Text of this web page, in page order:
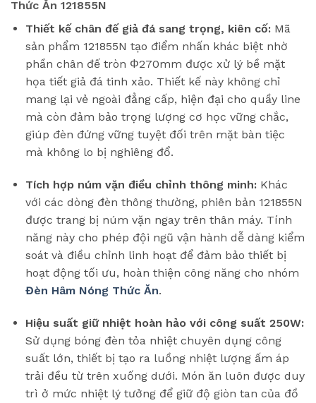
Thức Ăn 121855N
Thiết kế chân đế giả đá sang trọng, kiên cố:Mã
sản phẩm 121855N tạo điểm nhấn khác biệt nhờ
phần chân đế tròn Φ270mm được xử lý bề mặt
họa tiết giả đá tinh xảo. Thiết kế này không chỉ
mang lại vẻ ngoài đẳng cấp, hiện đại cho quầy line
mà còn đảm bảo trọng lượng cơ học vững chắc,
giúp đèn đứng vững tuyệt đối trên mặt bàn tiệc
mà không lo bị nghiêng đổ.
Tích hợp núm vặn điều chỉnh thông minh:Khác
với các dòng đèn thông thường, phiên bản 121855N
được trang bị núm vặn ngay trên thân máy. Tính
năng này cho phép đội ngũ vận hành dễ dàng kiểm
soát và điều chỉnh linh hoạt để đảm bảo thiết bị
hoạt động tối ưu, hoàn thiện công năng cho nhóm
Đèn Hâm Nóng Thức Ăn.
Hiệu suất giữ nhiệt hoàn hảo với công suất 250W:
Sử dụng bóng đèn tỏa nhiệt chuyên dụng công
suất lớn, thiết bị tạo ra luồng nhiệt lượng ấm áp
trải đều từ trên xuống dưới. Món ăn luôn được duy
trì ở mức nhiệt lý tưởng để giữ độ giòn tan của đồ